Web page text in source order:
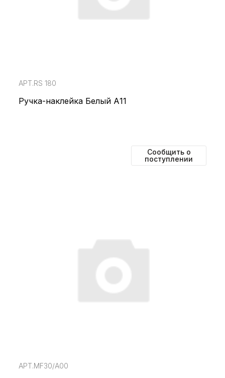
АРТ.RS 180
Ручка-наклейка Белый А11
Сообщить о
поступлении
АРТ.MF30/А00